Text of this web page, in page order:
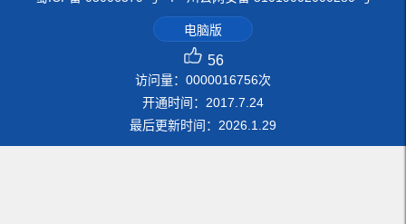
电脑版
56
访问量： 0000016756次
开通时间： 2017 7 24
最后更新时间： 2026 1 29